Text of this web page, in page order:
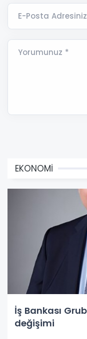
E-Posta
Yorumunuz *
EKONOMİ
İş Bankası
değişimi